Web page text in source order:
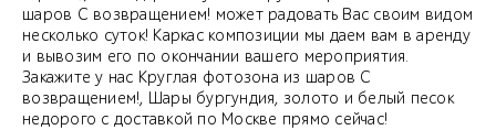
шаров С возвращением! может радовать Вас своим видом
несколько суток! Каркас композиции мы даем вам в аренду
и вывозим его по окончании вашего мероприятия.
Закажите у нас Круглая фотозона из шаров С
возвращением!, Шары бургундия, золото и белый песок
недорого с доставкой по Москве прямо сейчас!